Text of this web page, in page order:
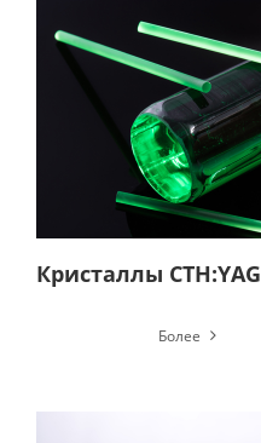
Кристаллы CTH:YAG
Более